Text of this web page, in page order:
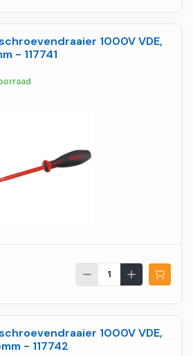
1000V VDE,
- 117741
1000V VDE,
- 117742